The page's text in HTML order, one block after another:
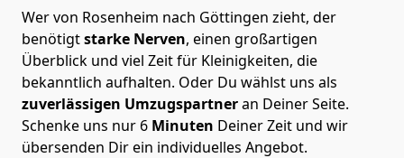
Wer von Rosenheim nach Göttingen zieht, der
benötigtstarke Nerven, einen großartigen
Überblick und viel Zeit für Kleinigkeiten, die
bekanntlich aufhalten. Oder Du wählst uns als
zuverlässigen Umzugspartneran Deiner Seite.
Schenke uns nur 6 Minuten Deiner Zeit und wir
übersenden Dir ein individuelles Angebot.